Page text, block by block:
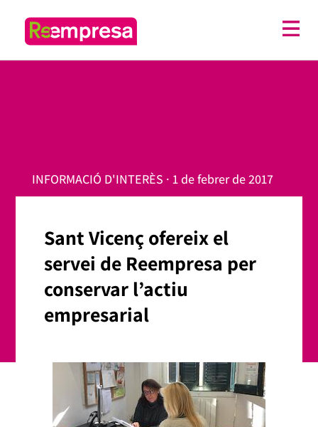
INFORMACIÓ D'INTERÈS · 1 de febrer de 2017
Sant Vicenç ofereix el
servei de Reempresa per
conservar l’actiu
empresarial